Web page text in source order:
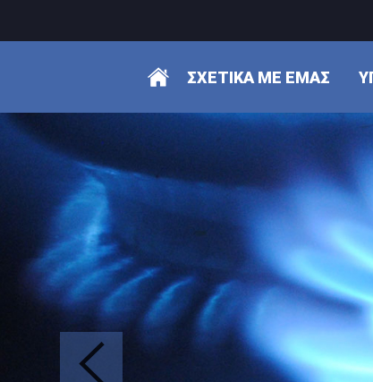
ΣΧΕΤΙΚΑ ΜΕ ΕΜΑΣ